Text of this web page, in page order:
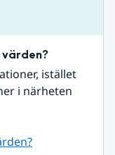
istället
i närheten